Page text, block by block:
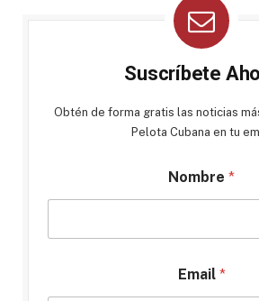
Suscríbete
Obtén de forma gratis las noticias
Pelota Cubana en tu
Nombre *
Email *